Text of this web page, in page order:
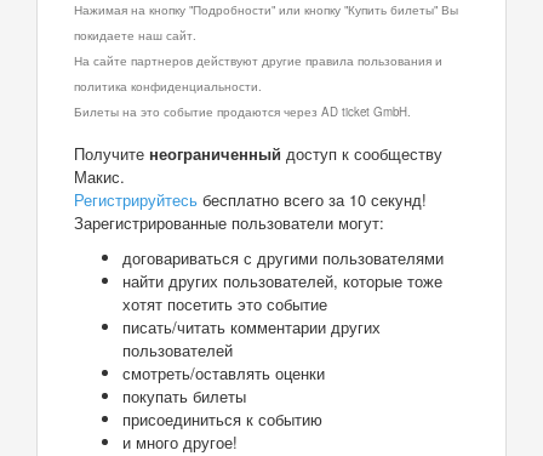
Нажимая на кнопку "Подробности" или кнопку "Купить билеты" Вы
покидаете наш сайт.
На сайте партнеров действуют другие правила пользования и
политика конфиденциальности.
Билеты на это событие продаются через AD ticket GmbH.
Получите неограниченный доступ к сообществу
Макис.
Регистрируйтесь бесплатно всего за 10 секунд!
Зарегистрированные пользователи могут:
договариваться с другими пользователями
найти других пользователей, которые тоже
хотят посетить это событие
писать/читать комментарии других
пользователей
смотреть/оставлять оценки
покупать билеты
присоединиться к событию
и много другое!